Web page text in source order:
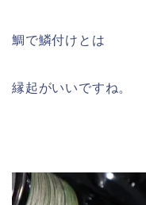
鯛で鱗付けとは
縁起がいいですね。